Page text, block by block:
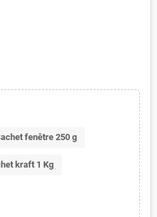
fenêtre 250 g
kraft 1 Kg